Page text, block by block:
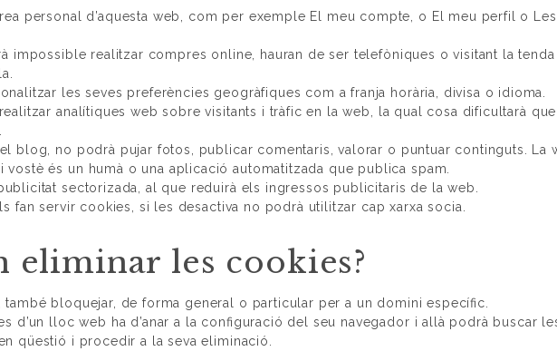
personal d’aquesta web, com per exemple El meu compte, o El meu perfil o Les
impossible realitzar compres online, hauran de ser telefòniques o visitant la
les seves preferències geogràfiques com a franja horària, divisa o idioma.
analítiques web sobre visitants i tràfic en la web, la qual cosa dificultarà
blog, no podrà pujar fotos, publicar comentaris, valorar o puntuar continguts. La
vostè és un humà o una aplicació automatitzada que publica spam.
sectorizada, al que reduirà els ingressos publicitaris de la web.
fan servir cookies, si les desactiva no podrà utilitzar cap xarxa socia.
eliminar les cookies?
també bloquejar, de forma general o particular per a un domini específic.
d’un lloc web ha d’anar a la configuració del seu navegador i allà podrà buscar
qüestió i procedir a la seva eliminació.